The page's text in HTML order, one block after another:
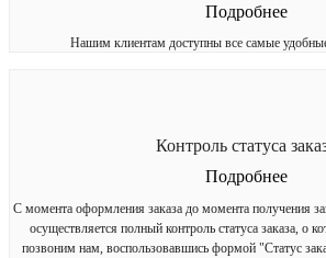
Подробнее
Нашим клиентам доступны все самые
Контроль статуса
Подробнее
С момента оформления заказа до момента получения
осуществляется полный контроль статуса заказа, о
позвоним нам, воспользовавшись формой "Статус